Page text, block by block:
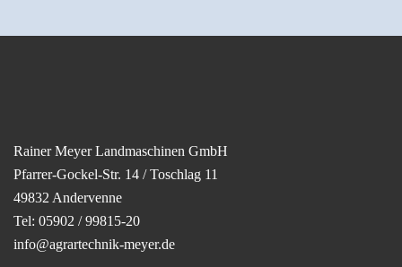
Rainer Meyer Landmaschinen GmbH
Pfarrer-Gockel-Str. 14 / Toschlag 11
49832 Andervenne
Tel: 05902 / 99815-20
info@agrartechnik-meyer.de